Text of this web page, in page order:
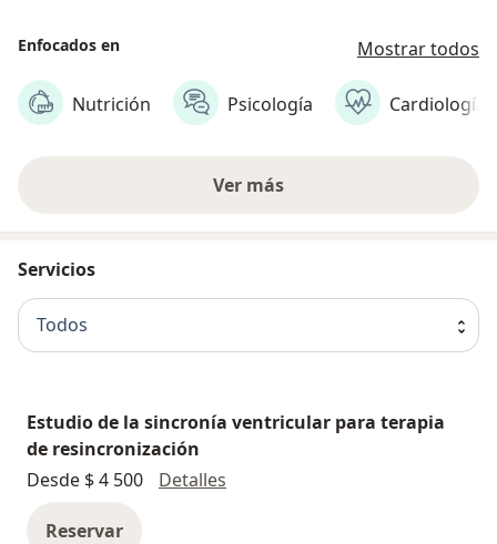
Enfocados en Mostrar todos
Nutrición Psicología Cardiología
Ver más
Servicios
Todos
Estudio de la sincronía ventricular para terapia
de resincronización
Desde $ 4 500
Detalles
Reservar